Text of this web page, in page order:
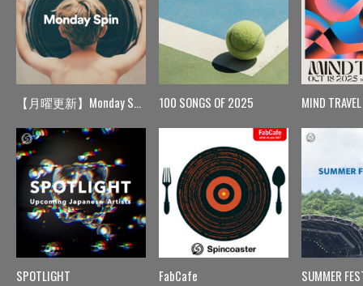
【月曜更新】Monday Spin
SPOTLIGHT
100 SONGS OF 2025
FabCafe
MIND TRAVEL
SUMMER